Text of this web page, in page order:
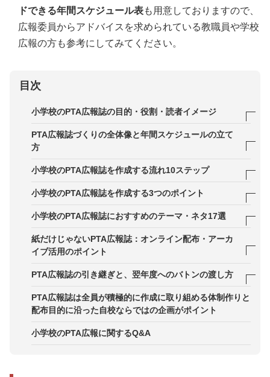
ドできる年間スケジュール表も用意しておりますので、
広報委員からアドバイスを求められている教職員や学校
広報の方も参考にしてみてください。
目次
小学校のPTA広報誌の目的・役割・読者イメージ
小学校のPTA広報誌を作成する目的
PTA広報誌づくりの全体像と年間スケジュールの立て
方
年間発行回数と発行タイミングの決め方
PTA広報委員会の体制づくりと役割分担のポイント
教職員・他委員会・地域との連携のコツ
小学校のPTA広報誌を作成する流れ10ステップ
STEP1．PTA広報誌の読者や配布する目的を明確に
STEP3．各号のテーマ・企画案を大まかに決める
STEP4．各コーナーの担当者を割り振る
STEP5．コーナーごとに取材・記事作成を行う
STEP6．原稿整理・写真選定・レイアウト決定する
STEP7．児童写真・原稿内容を先生と共有しチェッ
小学校のPTA広報誌を作成する3つのポイント
ポイント1．オンラインツールを活用し、編集会議
ポイント2．メンバーの負担を軽減する体制をつく
ぎやすくする
小学校のPTA広報誌におすすめのテーマ・ネタ17選
1．学校行事
4．インターネット・SNSとの関わり方
5．子どもの安全を見守る地域について
紙だけじゃないPTA広報誌：オンライン配布・アーカ
イブ活用のポイント
紙・PDF・学校サイト・アプリなど、それぞれの媒
児童の写真・個人情報を守るためのルールづくり
入学希望者・地域向けパンフレットとしての二次活
PTA広報誌の引き継ぎと、翌年度へのバトンの渡し方
1年の活動を「マニュアル」と「テンプレート」に
まとめる
次年度広報委員向けのオリエン資料・説明会の工夫
PTA広報誌は全員が積極的に作成に取り組める体制作りと
配布目的に沿った自校ならではの企画がポイント
小学校のPTA広報に関するQ&A